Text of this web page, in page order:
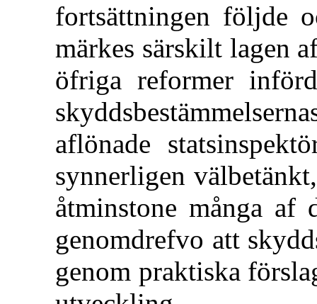
fortsättningen följde
märkes särskilt lagen
öfriga reformer
aflönade
synnerligen
åtminstone många af
genomdrefvo att
genom praktiska